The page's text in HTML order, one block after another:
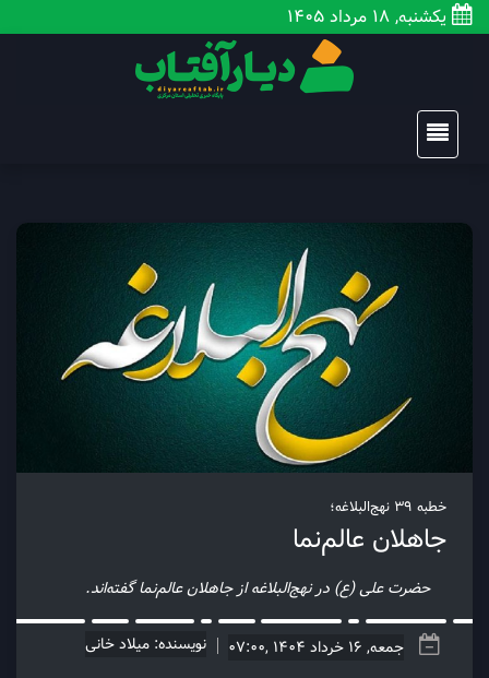
یکشنبه, 18 مرداد 1405
خطبه 39 نهج‌البلاغه؛
جاهلان عالم‌نما
حضرت علی (ع) در نهج‌البلاغه از جاهلان عالم‌نما گفته‌اند.
جمعه, 16 خرداد 1404 ,07:00 نویسنده: میلاد خانی